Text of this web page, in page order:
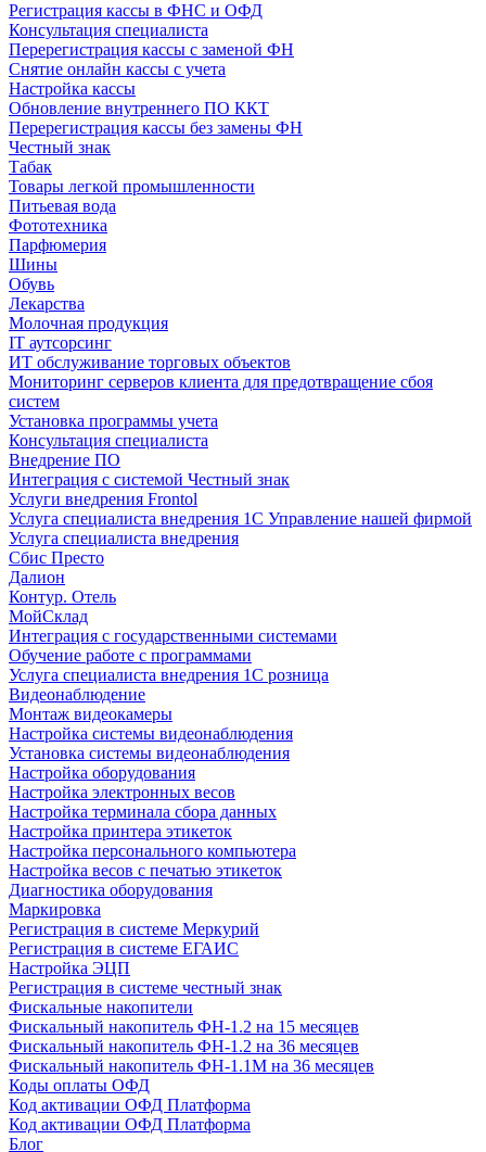
Регистрация кассы в ФНС и ОФД
Консультация специалиста
Перерегистрация кассы с заменой ФН
Снятие онлайн кассы с учета
Настройка кассы
Обновление внутреннего ПО ККТ
Перерегистрация кассы без замены ФН
Честный знак
Табак
Товары легкой промышленности
Питьевая вода
Фототехника
Парфюмерия
Шины
Обувь
Лекарства
Молочная продукция
IT аутсорсинг
ИТ обслуживание торговых объектов
Мониторинг серверов клиента для предотвращение сбоя
систем
Установка программы учета
Консультация специалиста
Внедрение ПО
Интеграция с системой Честный знак
Услуги внедрения Frontol
Услуга специалиста внедрения 1С Управление нашей фирмой
Услуга специалиста внедрения
Сбис Престо
Далион
Контур. Отель
МойСклад
Интеграция с государственными системами
Обучение работе с программами
Услуга специалиста внедрения 1С розница
Видеонаблюдение
Монтаж видеокамеры
Настройка системы видеонаблюдения
Установка системы видеонаблюдения
Настройка оборудования
Настройка электронных весов
Настройка терминала сбора данных
Настройка принтера этикеток
Настройка персонального компьютера
Настройка весов с печатью этикеток
Диагностика оборудования
Маркировка
Регистрация в системе Меркурий
Регистрация в системе ЕГАИС
Настройка ЭЦП
Регистрация в системе честный знак
Фискальные накопители
Фискальный накопитель ФН-1.2 на 15 месяцев
Фискальный накопитель ФН-1.2 на 36 месяцев
Фискальный накопитель ФН-1.1М на 36 месяцев
Коды оплаты ОФД
Код активации ОФД Платформа
Код активации ОФД Платформа
Блог